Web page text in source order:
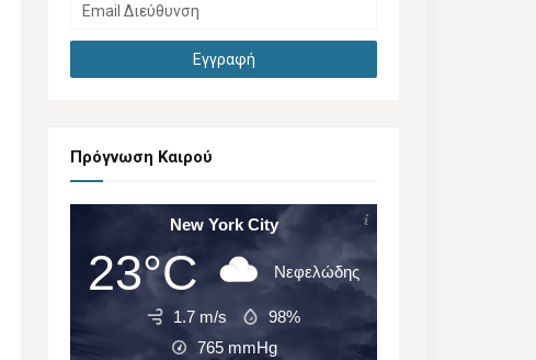
Πρόγνωση Καιρού
New York City
23°C Νεφελώδης
1.7 m/s
98%
765 mmHg